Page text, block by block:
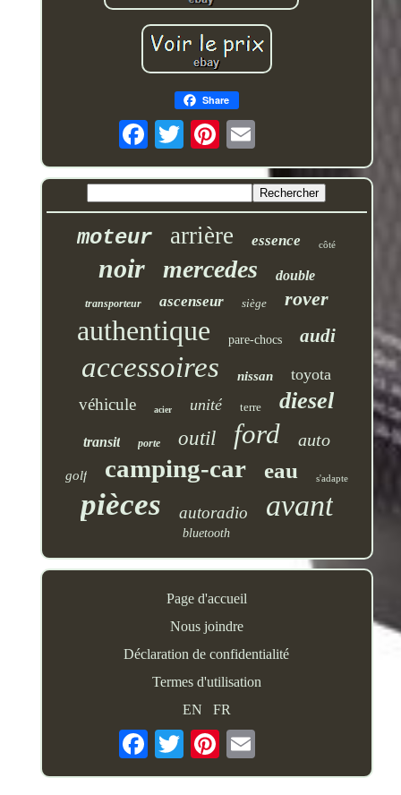
Share
moteur arrière essence côté
noir mercedes double
transporteur ascenseur siège rover
authentique pare-chocs audi
accessoires nissan toyota
véhicule acier unité terre diesel
transit porte outil ford auto
golf camping-car eau s'adapte
pièces autoradio avant
bluetooth
Page d'accueil
Nous joindre
Déclaration de confidentialité
Termes d'utilisation
EN
FR